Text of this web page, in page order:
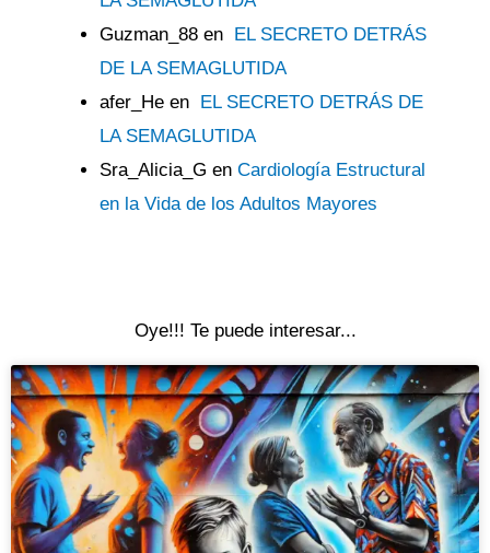
Guzman_88 en EL SECRETO DETRÁS
DE LA SEMAGLUTIDA
afer_He en EL SECRETO DETRÁS DE
LA SEMAGLUTIDA
Sra_Alicia_G en Cardiología Estructural
en la Vida de los Adultos Mayores
Oye!!! Te puede interesar...